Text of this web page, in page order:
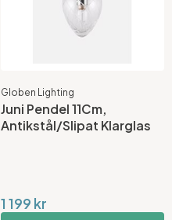
Globen Lighting
Juni Pendel 11Cm,
Antikstål/Slipat Klarglas
1 199 kr